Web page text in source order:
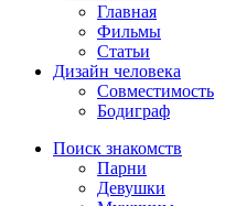
Главная
Фильмы
Статьи
Дизайн человека
Совместимость
Бодиграф
Поиск знакомств
Парни
Девушки